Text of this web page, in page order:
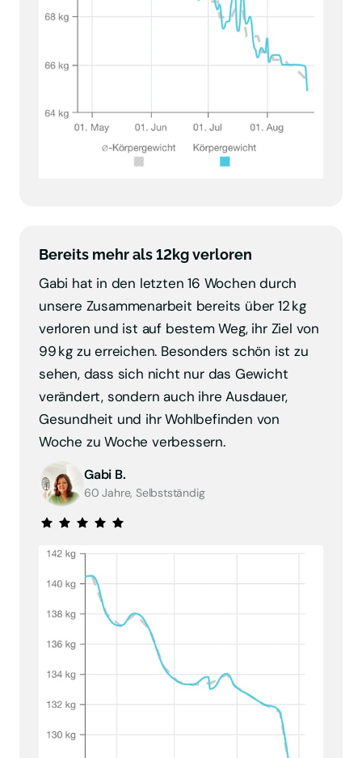
Bereits mehr als 12kg verloren
Gabi hat in den letzten 16 Wochen durch
unsere Zusammenarbeit bereits über 12 kg
verloren und ist auf bestem Weg, ihr Ziel von
99 kg zu erreichen. Besonders schön ist zu
sehen, dass sich nicht nur das Gewicht
verändert, sondern auch ihre Ausdauer,
Gesundheit und ihr Wohlbefinden von
Woche zu Woche verbessern.
Gabi B.
60 Jahre, Selbstständig